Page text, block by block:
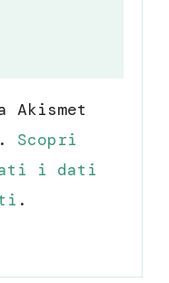
Scopri
i dati
.